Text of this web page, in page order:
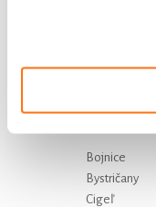
Bojnice
Bystričany
Cigeľ